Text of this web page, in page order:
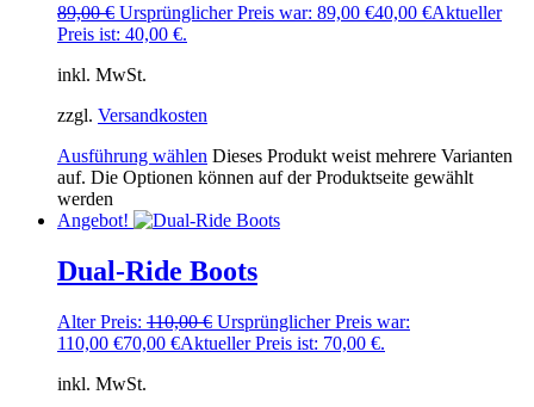
89,00€ Ursprünglicher Preis war: 89,00 €40,00 €Aktueller
Preis ist: 40,00 €.
inkl. MwSt.
zzgl. Versandkosten
Ausführung wählen Dieses Produkt weist mehrere Varianten
auf. Die Optionen können auf der Produktseite gewählt
werden
Angebot!
Dual-Ride Boots
Alter Preis: 110,00€ Ursprünglicher Preis war:
110,00 €70,00 €Aktueller Preis ist: 70,00 €.
inkl. MwSt.